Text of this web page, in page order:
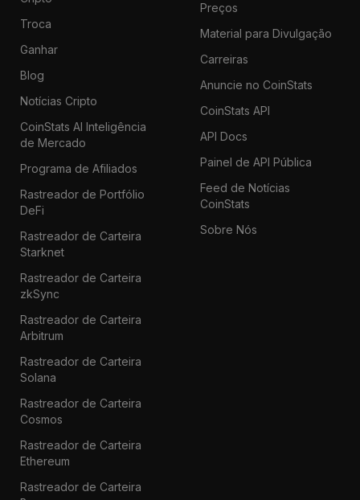
Troca
Ganhar
Blog
Notícias Cripto
CoinStats AI Inteligência
de Mercado
Programa de Afiliados
Rastreador de Portfólio
DeFi
Rastreador de Carteira
Starknet
Rastreador de Carteira
zkSync
Rastreador de Carteira
Arbitrum
Rastreador de Carteira
Solana
Rastreador de Carteira
Cosmos
Rastreador de Carteira
Ethereum
Rastreador de Carteira
Preços
Material para Divulgação
Carreiras
Anuncie no CoinStats
CoinStats API
API Docs
Painel de API Pública
Feed de Notícias
CoinStats
Sobre Nós